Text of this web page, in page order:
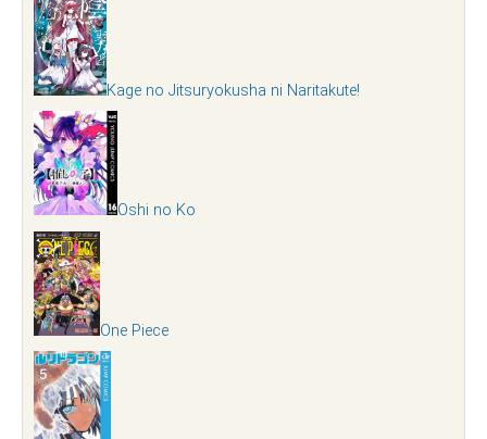
Kage no Jitsuryokusha ni Naritakute!
Oshi no Ko
One Piece